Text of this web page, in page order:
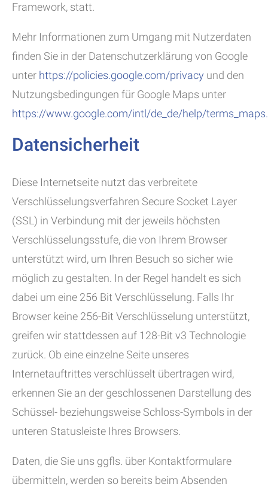
Framework, statt.
Mehr Informationen zum Umgang mit Nutzerdaten
finden Sie in der Datenschutzerklärung von Google
unter https://policies.google.com/privacy und den
Nutzungsbedingungen für Google Maps unter
https://www.google.com/intl/de_de/help/
Datensicherheit
Diese Internetseite nutzt das verbreitete
Verschlüsselungsverfahren Secure Socket Layer
(SSL) in Verbindung mit der jeweils höchsten
Verschlüsselungsstufe, die von Ihrem Browser
unterstützt wird, um Ihren Besuch so sicher wie
möglich zu gestalten. In der Regel handelt es sich
dabei um eine 256 Bit Verschlüsselung. Falls Ihr
Browser keine 256-Bit Verschlüsselung unterstützt,
greifen wir stattdessen auf 128-Bit v3 Technologie
zurück. Ob eine einzelne Seite unseres
Internetauftrittes verschlüsselt übertragen wird,
erkennen Sie an der geschlossenen Darstellung des
Schüssel- beziehungsweise Schloss-Symbols in der
unteren Statusleiste Ihres Browsers.
Daten, die Sie uns ggfls. über Kontaktformulare
übermitteln, werden so bereits beim Absenden